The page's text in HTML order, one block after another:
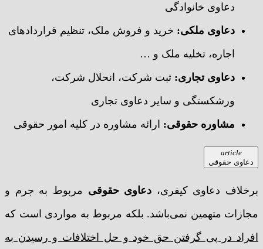
دعاوی خانوادگی
دعاوی ملکی: خرید و فروش ملک، تنظیم قراردادهای
اجاره، تخلیه ملک و …
دعاوی تجاری: ثبت شرکت، انحلال شرکت،
ورشکستگی و سایر دعاوی تجاری
مشاوره حقوقی: ارائه مشاوره در کلیه امور حقوقی
article
دعاوی حقوقی
برخلاف دعاوی کیفری، دعاوی حقوقی مربوط به جرم و
مجازات متهمین نمی­‌باشد. بلکه مربوط به مواردی است که
افراد در پی گرفتن حق خود و حل اختلافات و رسیدن به